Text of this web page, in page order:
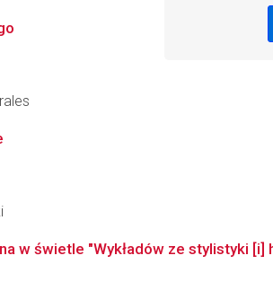
w świetle "Wykładów ze stylistyki [i]